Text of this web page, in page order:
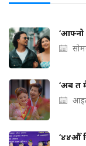
‘आफ्नो
‘अब त
‘४४औँ